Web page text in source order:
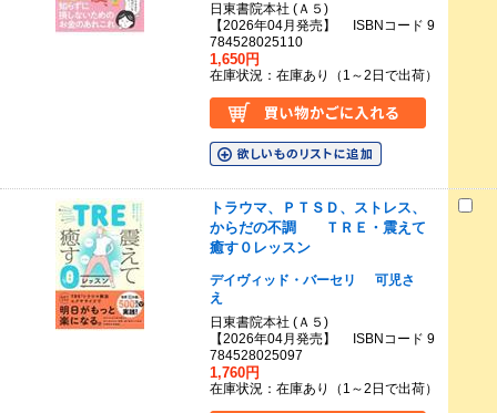
日東書院本社 (Ａ５)
【2026年04月発売】 ISBNコード 9
784528025110
1,650円
在庫状況：在庫あり（1～2日で出荷）
トラウマ、ＰＴＳＤ、ストレス、
からだの不調 ＴＲＥ・震えて
癒す０レッスン
デイヴィッド・バーセリ
可児さ
え
日東書院本社 (Ａ５)
【2026年04月発売】 ISBNコード 9
784528025097
1,760円
在庫状況：在庫あり（1～2日で出荷）